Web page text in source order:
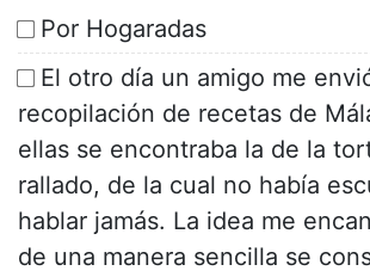
Por Hogaradas
El otro día un amigo me
recopilación de recetas de
ellas se encontraba la de la
rallado, de la cual no había
hablar jamás. La idea me
de una manera sencilla se